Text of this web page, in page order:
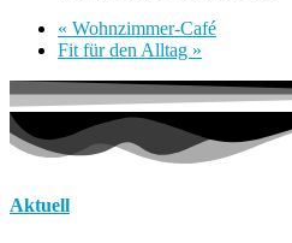
« Wohnzimmer-Café
Fit für den Alltag »
Aktuell